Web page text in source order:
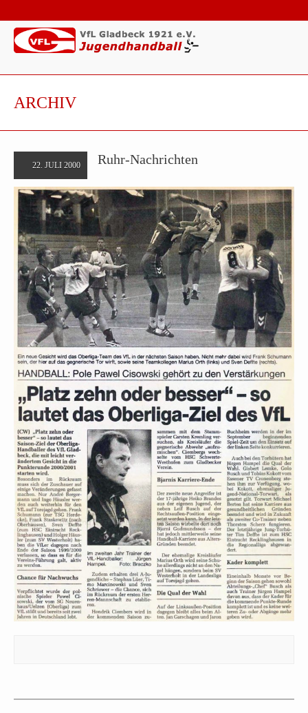
ARCHIV
22. JULI 2000 Ruhr-Nachrichten